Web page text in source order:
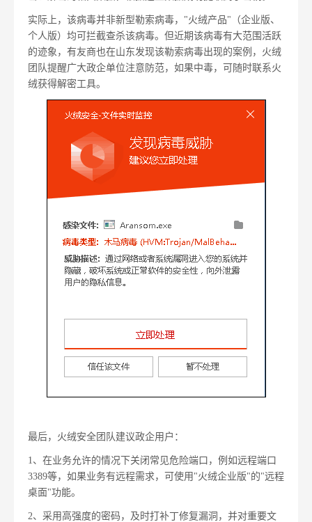
实际上，该病毒并非新型勒索病毒，"火绒产品"（企业版、
个人版）均可拦截查杀该病毒。但近期该病毒有大范围活跃
的迹象，有友商也在山东发现该勒索病毒出现的案例，火绒
团队提醒广大政企单位注意防范，如果中毒，可随时联系火
绒获得解密工具。
最后，火绒安全团队建议政企用户：
1、在业务允许的情况下关闭常见危险端口，例如远程端口
3389等，如果业务有远程需求，可使用"火绒企业版"的"远程
桌面"功能。
2、采用高强度的密码，及时打补丁修复漏洞，并对重要文